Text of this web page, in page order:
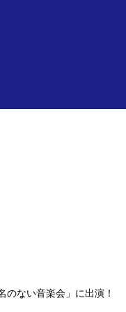
ない音楽会」に出演！